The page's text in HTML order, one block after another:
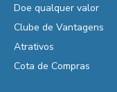
Doe qualquer valor
Clube de Vantagens
Atrativos
Cota de Compras